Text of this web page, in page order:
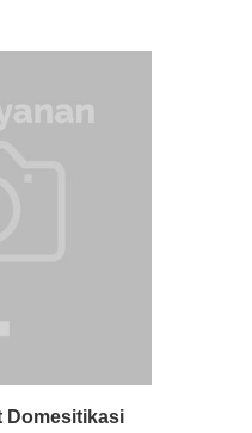
Detail
Domesitikasi